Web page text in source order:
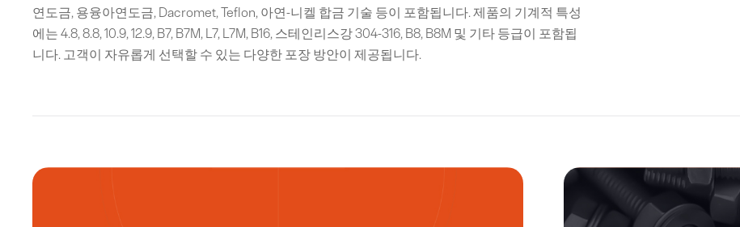
연도금, 용융아연도금, Dacromet, Teflon, 아연-니켈 합금 기술 등이 포함됩니다. 제품의 기계적 특성
에는 4.8, 8.8, 10.9, 12.9, B7, B7M, L7, L7M, B16, 스테인리스강 304-316, B8, B8M 및 기타 등급이 포함됩
니다. 고객이 자유롭게 선택할 수 있는 다양한 포장 방안이 제공됩니다.